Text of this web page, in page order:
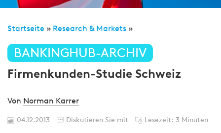
Startseite » Research & Markets »
BANKINGHUB-ARCHIV
Firmenkunden-Studie Schweiz
Von Norman Karrer
04.12.2013 Diskutieren Sie mit Lesezeit: 3 Minuten